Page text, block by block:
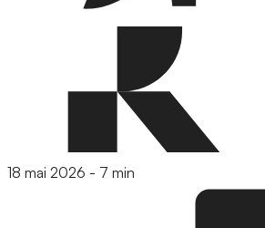
18 mai 2026 - 7 min